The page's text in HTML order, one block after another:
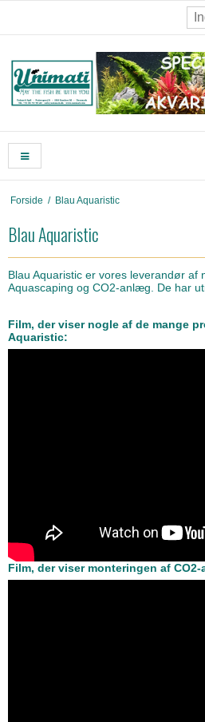
Forside / Blau Aquaristic
Blau Aquaristic
Blau Aquaristic er vores leverandør af
Aquascaping og CO2-anlæg. De har
Film, der viser nogle af de mange
Aquaristic:
Film, der viser monteringen af